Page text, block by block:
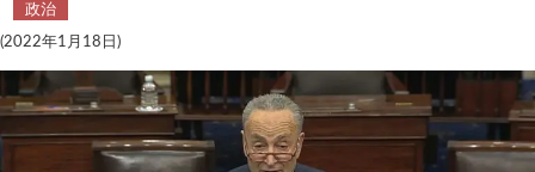
ビル・ガーツ
東アジア
政治
(2022年1月18日)